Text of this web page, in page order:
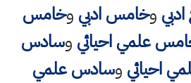
ادبيوخامس
احيائيوسادس
وسادس علمي